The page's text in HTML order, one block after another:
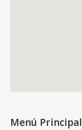
Menú Principal